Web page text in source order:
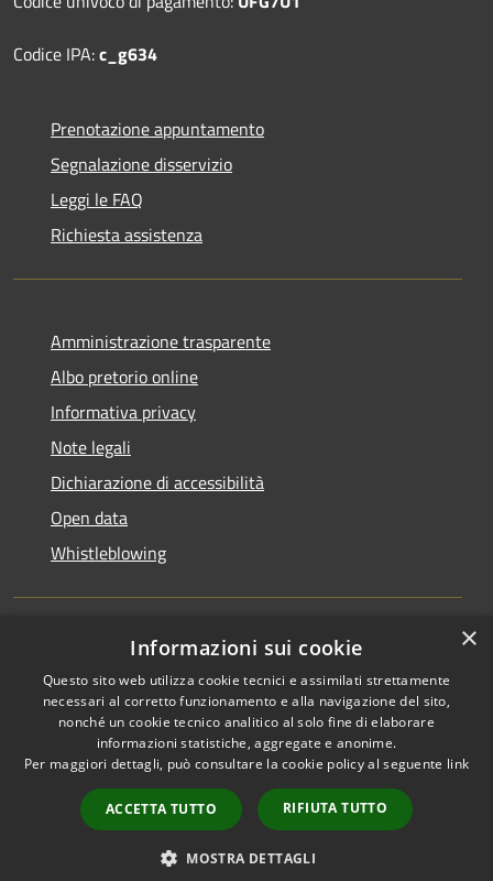
Codice IPA:c_g634
Prenotazione appuntamento
Segnalazione disservizio
Leggi le FAQ
Richiesta assistenza
Amministrazione trasparente
Albo pretorio online
Informativa privacy
Note legali
Dichiarazione di accessibilità
Open data
Whistleblowing
Accessibilità
Privacy
Mappa del sito
Area Riservata
Dipendenti
WebMail Dipendenti
Pieve Emanuele • Powered by
Municipium•Accesso
redazione
×
Informazioni sui cookie
Questo sito web utilizza cookie tecnici e assimilati strettamente
necessari al corretto funzionamento e alla navigazione del sito,
nonché un cookie tecnico analitico al solo fine di elaborare
informazioni statistiche, aggregate e anonime.
Per maggiori dettagli, può consultare la cookie policy al seguente link
ACCETTA TUTTO RIFIUTA TUTTO
MOSTRA DETTAGLI